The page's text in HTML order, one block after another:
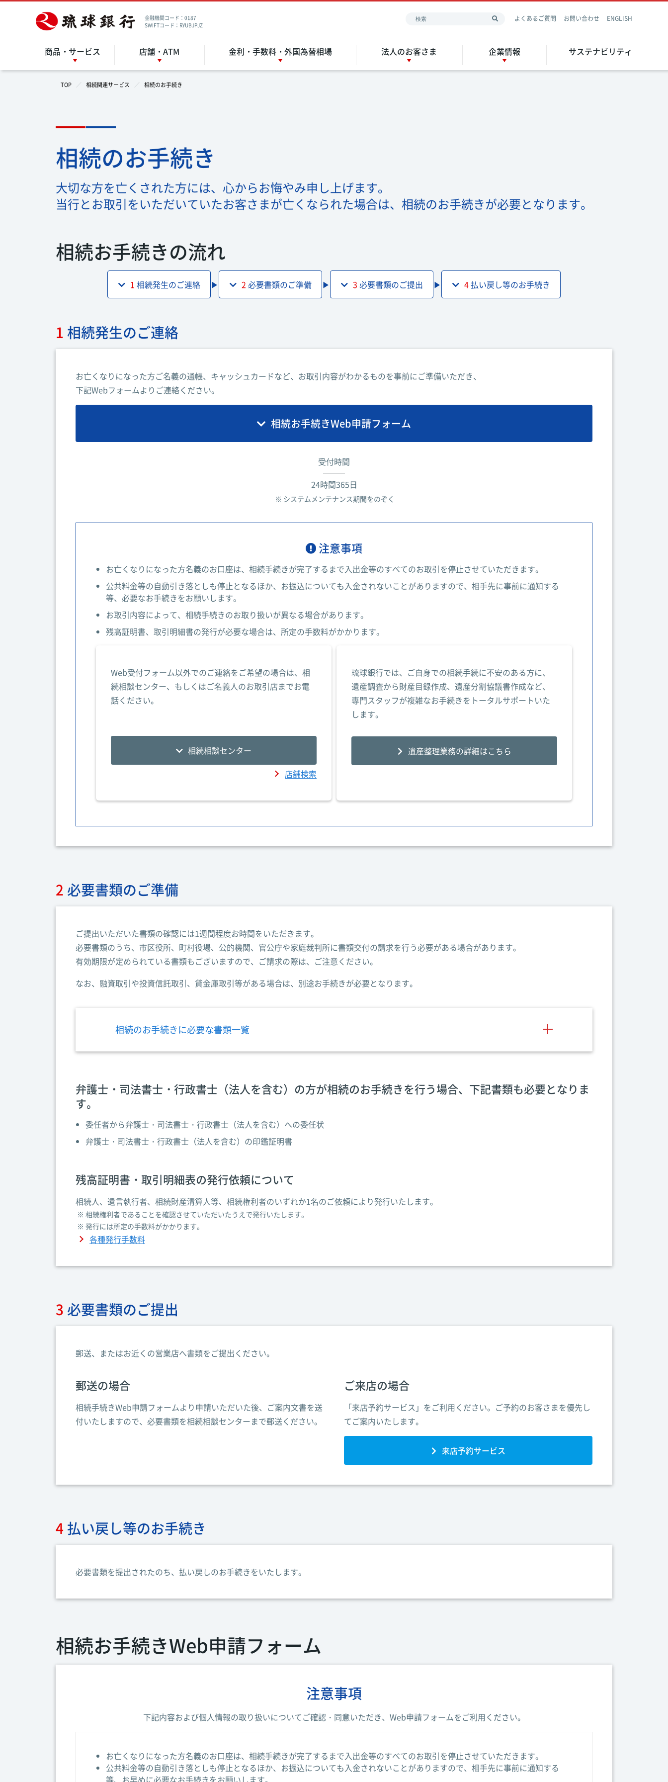
金融機関コード：0187
SWIFTコード：RYUBJPJZ
よくあるご質問 お問い合わせ ENGLISH
商品・サービス 店舗・ATM 金利・手数料・外国為替相場 法人のお客さま 企業情報 サステナビリティ
TOP 相続関連サービス 相続のお手続き
相続のお手続き
大切な方を亡くされた方には、心からお悔やみ申し上げます。
当行とお取引をいただいていたお客さまが亡くなられた場合は、相続のお手続きが必要となります。
相続お手続きの流れ
1 相続発生のご連絡 ▶︎ 2 必要書類のご準備 ▶︎ 3 必要書類のご提出 ▶︎ 4払い戻し等のお手続き
1 相続発生のご連絡
お亡くなりになった方ご名義の通帳、キャッシュカードなど、お取引内容がわかるものを事前にご準備いただき、
下記Webフォームよりご連絡ください。
相続お手続きWeb申請フォーム
受付時間
24時間365日
※ システムメンテナンス期間をのぞく
注意事項
お亡くなりになった方名義のお口座は、相続手続きが完了するまで入出金等のすべてのお取引を停止させていただきます。
公共料金等の自動引き落としも停止となるほか、お振込についても入金されないことがありますので、相手先に事前に通知する
等、必要なお手続きをお願いします。
お取引内容によって、相続手続きのお取り扱いが異なる場合があります。
残高証明書、取引明細書の発行が必要な場合は、所定の手数料がかかります。
Web受付フォーム以外でのご連絡をご希望の場合は、相
続相談センター、もしくはご名義人のお取引店までお電
話ください。
相続相談センター
店舗検索
琉球銀行では、ご自身での相続手続に不安のある方に、
遺産調査から財産目録作成、遺産分割協議書作成など、
専門スタッフが複雑なお手続きをトータルサポートいた
します。
遺産整理業務の詳細はこちら
2 必要書類のご準備
ご提出いただいた書類の確認には1週間程度お時間をいただきます。
必要書類のうち、市区役所、町村役場、公的機関、官公庁や家庭裁判所に書類交付の請求を行う必要がある場合があります。
有効期限が定められている書類もございますので、ご請求の際は、ご注意ください。
なお、融資取引や投資信託取引、貸金庫取引等がある場合は、別途お手続きが必要となります。
相続のお手続きに必要な書類一覧
弁護士・司法書士・行政書士（法人を含む）の方が相続のお手続きを行う場合、下記書類も必要となりま
す。
委任者から弁護士・司法書士・行政書士（法人を含む）への委任状
弁護士・司法書士・行政書士（法人を含む）の印鑑証明書
残高証明書・取引明細表の発行依頼について
相続人、遺言執行者、相続財産清算人等、相続権利者のいずれか1名のご依頼により発行いたします。
※ 相続権利者であることを確認させていただいたうえで発行いたします。
※ 発行には所定の手数料がかかります。
各種発行手数料
3 必要書類のご提出
郵送、またはお近くの営業店へ書類をご提出ください。
郵送の場合
相続手続きWeb申請フォームより申請いただいた後、ご案内文書を送
付いたしますので、必要書類を相続相談センターまで郵送ください。
ご来店の場合
「来店予約サービス」をご利用ください。ご予約のお客さまを優先し
てご案内いたします。
来店予約サービス
4払い戻し等のお手続き
必要書類を提出されたのち、払い戻しのお手続きをいたします。
相続お手続きWeb申請フォーム
注意事項
下記内容および個人情報の取り扱いについてご確認・同意いただき、Web申請フォームをご利用ください。
お亡くなりになった方名義のお口座は、相続手続きが完了するまで入出金等のすべてのお取引を停止させていただきます。
公共料金等の自動引き落としも停止となるほか、お振込についても入金されないことがありますので、相手先に事前に通知する
等、お早めに必要なお手続きをお願いします。